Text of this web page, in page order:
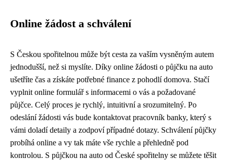
Online žádost a schválení
S Českou spořitelnou může být cesta za vaším vysněným autem
jednodušší, než si myslíte. Díky online žádosti o půjčku na auto
ušetříte čas a získáte potřebné finance z pohodlí domova. Stačí
vyplnit online formulář s informacemi o vás a požadované
půjčce. Celý proces je rychlý, intuitivní a srozumitelný. Po
odeslání žádosti vás bude kontaktovat pracovník banky, který s
vámi doladí detaily a zodpoví případné dotazy. Schválení půjčky
probíhá online a vy tak máte vše rychle a přehledně pod
kontrolou. S půjčkou na auto od České spořitelny se můžete těšit